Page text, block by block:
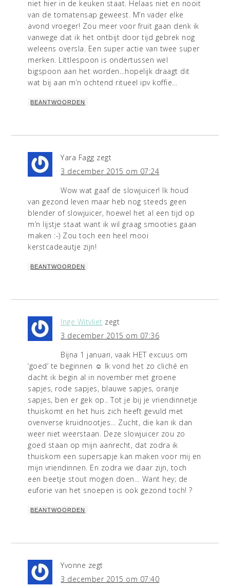
niet hier in de keuken staat. Helaas niet en nooit
van de tomatensap geweest. M’n vader elke
avond vroeger! Zou meer voor fruit gaan denk ik
vanwege dat ik het ontbijt door tijd gebrek nog
weleens oversla. Een super actie van twee super
merken. Littlespoon is ondertussen wel
bigspoon aan het worden…hopelijk draagt dit
wat bij aan m’n ochtend ritueel ipv koffie…
BEANTWOORDEN
Yara Fagg zegt
3 december 2015 om 07:24
Wow wat gaaf de slowjuicer! Ik houd
van gezond leven maar heb nog steeds geen
blender of slowjuicer, hoewel het al een tijd op
m’n lijstje staat want ik wil graag smooties gaan
maken :-) Zou toch een heel mooi
kerstcadeautje zijn!
BEANTWOORDEN
Inge Witvliet zegt
3 december 2015 om 07:36
Bijna 1 januari, vaak HET excuus om
‘goed’ te beginnen ☺️ Ik vond het zo cliché en
dacht ik begin al in november met groene
sapjes, rode sapjes, blauwe sapjes, oranje
sapjes, ben er gek op.. Tot je bij je vriendinnetje
thuiskomt en het huis zich heeft gevuld met
ovenverse kruidnootjes… Zucht, die kan ik dan
weer niet weerstaan. Deze slowjuicer zou zo
goed staan op mijn aanrecht, dat zodra ik
thuiskom een supersapje kan maken voor mij en
mijn vriendinnen. En zodra we daar zijn, toch
een beetje stout mogen doen… Want hey; de
euforie van het snoepen is ook gezond toch! ?
BEANTWOORDEN
Yvonne zegt
3 december 2015 om 07:40